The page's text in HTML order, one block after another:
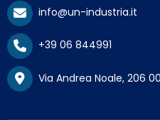
info@un-industria.it
+39 06 844991
Via Andrea Noale, 206